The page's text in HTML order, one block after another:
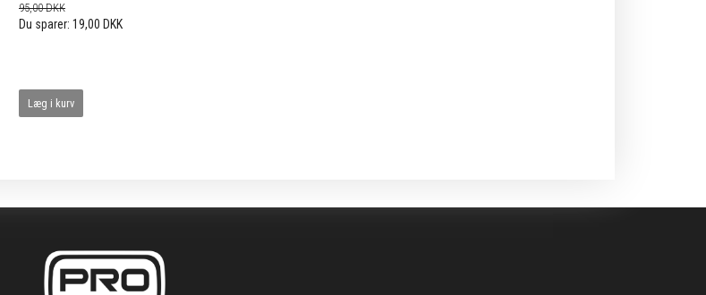
95,00 DKK
Du sparer: 19,00 DKK
Læg i kurv